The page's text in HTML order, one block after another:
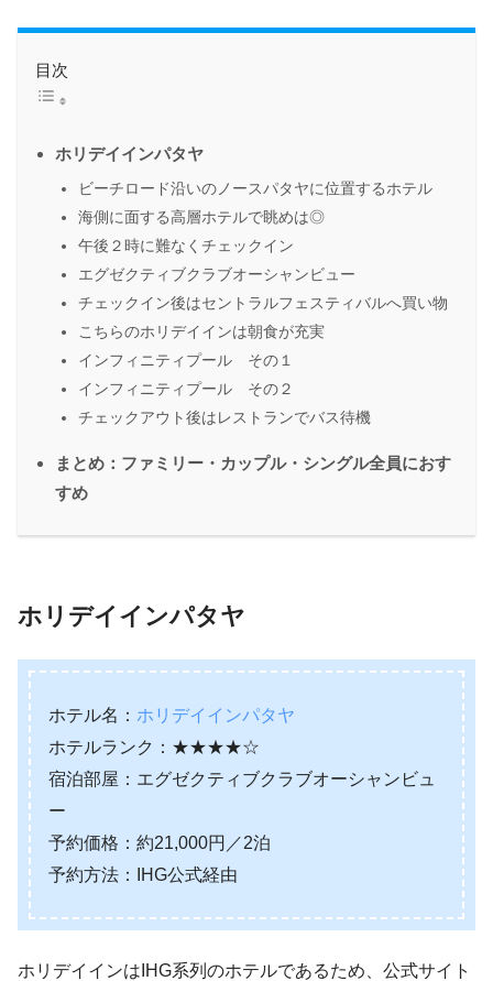
目次
ホリデイインパタヤ
ビーチロード沿いのノースパタヤに位置するホテル
海側に面する高層ホテルで眺めは◎
午後２時に難なくチェックイン
エグゼクティブクラブオーシャンビュー
チェックイン後はセントラルフェスティバルへ買い物
こちらのホリデイインは朝食が充実
インフィニティプール その１
インフィニティプール その２
チェックアウト後はレストランでバス待機
まとめ：ファミリー・カップル・シングル全員におす
すめ
ホリデイインパタヤ
ホテル名： ホリデイインパタヤ
ホテルランク：★★★★☆
宿泊部屋：エグゼクティブクラブオーシャンビュ
ー
予約価格：約21,000円／2泊
予約方法：IHG公式経由
ホリデイインはIHG系列のホテルであるため、公式サイト